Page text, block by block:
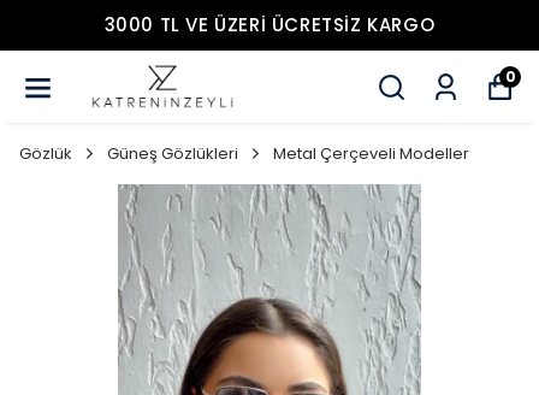
3000 TL VE ÜZERİ ÜCRETSİZ KARGO
0
Gözlük Güneş Gözlükleri Metal Çerçeveli Modeller